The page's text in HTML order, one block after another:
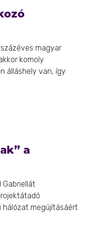
magyar
komoly
álláshely van, így
a
Gabriellát
hálózat megújításáért